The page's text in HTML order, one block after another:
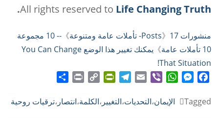
All rights reserved to Life Changing Truth
.
منشورات Posts 》 17- تأملات عامة ومتنوعة 》
-- 10 مجموعة
10 تأملات عامة
》
يمكنك تغيير هذا الوضع You Can Change
That Situation!
Link
Tagged
الإيمان،التحديات،التغيير ،الكلمة،انتصار ،ترقيات روحية